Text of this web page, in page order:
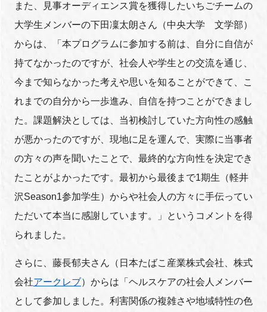
また、見事オーディエンス賞を獲得したいちごチームの
大学生メンバーの下田凜太朗さん（中央大学 文学部）
からは、「本プログラムに参加する前は、自分に自信が
持てなかったのですが、社会人や学生との交流を通じ、
今まで知らなかった考えや思いを知ることができて、こ
れまでの自分から一歩進み、自信を持つことができまし
た。課題解決としては、当初検討していた方向性の感触
が悪かったのですが、現地に足を運んで、実際に当事者
の方々の声を聞いたことで、最終的な方向性を決定でき
たことがよかったです。最初から最後まで1期生（軽井
沢Season1参加学生）からや社会人の方々に手伝ってい
ただいて本当に感謝しています。」というコメントを得
られました。
さらに、藤長郁夫さん（日本たばこ産業株式会社、株式
会社アークレブ）からは「ヘルスケアの社会人メンバー
として参加しました。利害関係の複雑さや地域特性の色